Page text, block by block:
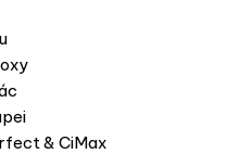
& CiMax